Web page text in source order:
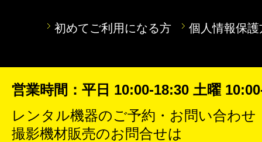
初めてご利用になる方 個人情報保護
営業時間：平日 10:00-18:30 土曜
レンタル機器のご予約・お問い合わせ
撮影機材販売のお問合せは